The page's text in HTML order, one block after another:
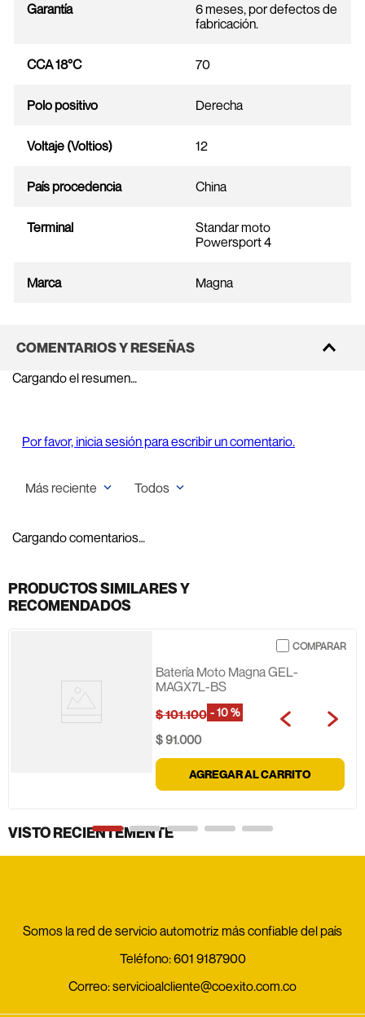
Garantía
6 meses, por defectos de
fabricación.
CCA 18°C 70
Polo positivo Derecha
Voltaje (Voltios) 12
País procedencia China
Terminal
Standar moto
Powersport 4
Marca Magna
COMENTARIOS Y RESEÑAS
Cargando el resumen…
Por favor, inicia sesión para escribir un comentario.
Más reciente Todos
Cargando comentarios…
PRODUCTOS SIMILARES Y
RECOMENDADOS
Batería Moto Magna GEL-
MAGX7L-BS
$101.100
$91.000
-10 %
AGREGAR AL CARRITO
VISTO RECIENTEMENTE
Somos la red de servicio automotriz más confiable del país
Teléfono:601 9187900
Correo:servicioalcliente@coexito.com.co